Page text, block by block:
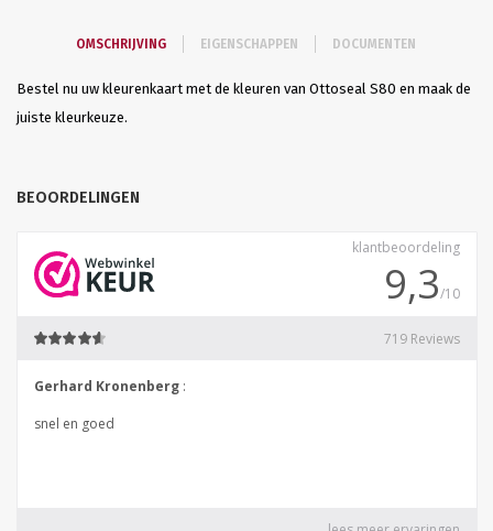
OMSCHRIJVING EIGENSCHAPPEN DOCUMENTEN
Bestel nu uw kleurenkaart met de kleuren van Ottoseal S80 en maak de
juiste kleurkeuze.
BEOORDELINGEN